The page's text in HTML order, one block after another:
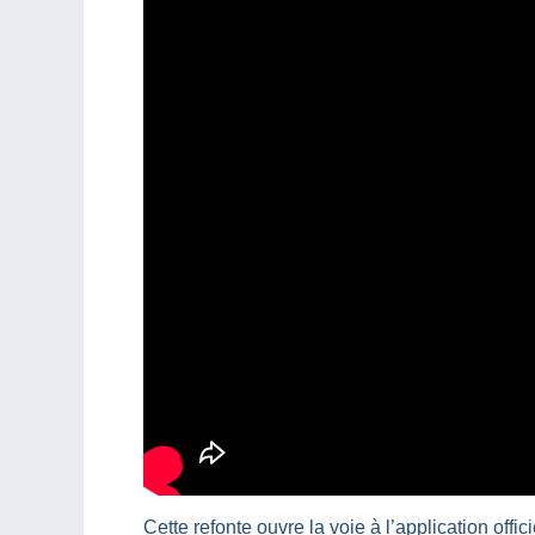
Cette refonte ouvre la voie à l’application